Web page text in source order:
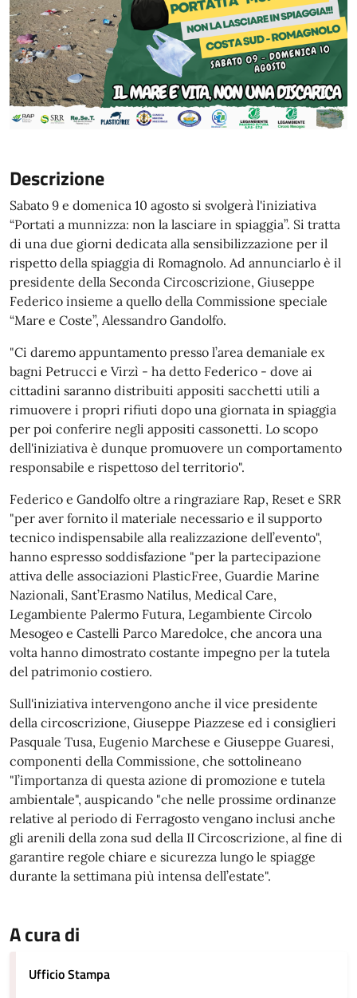
Descrizione
Sabato 9 e domenica 10 agosto si svolgerà l'iniziativa
“Portati a munnizza: non la lasciare in spiaggia”. Si tratta
di una due giorni dedicata alla sensibilizzazione per il
rispetto della spiaggia di Romagnolo. Ad annunciarlo è il
presidente della Seconda Circoscrizione, Giuseppe
Federico insieme a quello della Commissione speciale
“Mare e Coste”, Alessandro Gandolfo.
"Ci daremo appuntamento presso l’area demaniale ex
bagni Petrucci e Virzì - ha detto Federico - dove ai
cittadini saranno distribuiti appositi sacchetti utili a
rimuovere i propri rifiuti dopo una giornata in spiaggia
per poi conferire negli appositi cassonetti. Lo scopo
dell'iniziativa è dunque promuovere un comportamento
responsabile e rispettoso del territorio".
Federico e Gandolfo oltre a ringraziare Rap, Reset e SRR
"per aver fornito il materiale necessario e il supporto
tecnico indispensabile alla realizzazione dell’evento",
hanno espresso soddisfazione "per la partecipazione
attiva delle associazioni PlasticFree, Guardie Marine
Nazionali, Sant’Erasmo Natilus, Medical Care,
Legambiente Palermo Futura, Legambiente Circolo
Mesogeo e Castelli Parco Maredolce, che ancora una
volta hanno dimostrato costante impegno per la tutela
del patrimonio costiero.
Sull'iniziativa intervengono anche il vice presidente
della circoscrizione, Giuseppe Piazzese ed i consiglieri
Pasquale Tusa, Eugenio Marchese e Giuseppe Guaresi,
componenti della Commissione, che sottolineano
"l’importanza di questa azione di promozione e tutela
ambientale", auspicando "che nelle prossime ordinanze
relative al periodo di Ferragosto vengano inclusi anche
gli arenili della zona sud della II Circoscrizione, al fine di
garantire regole chiare e sicurezza lungo le spiagge
durante la settimana più intensa dell’estate".
A cura di
Ufficio Stampa